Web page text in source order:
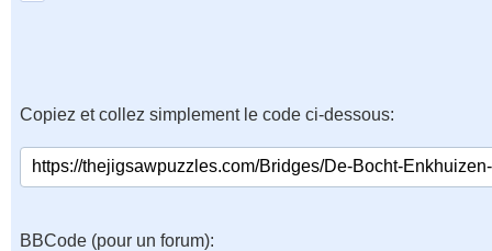
Copiez et collez simplement le code ci-dessous:
BBCode (pour un forum):